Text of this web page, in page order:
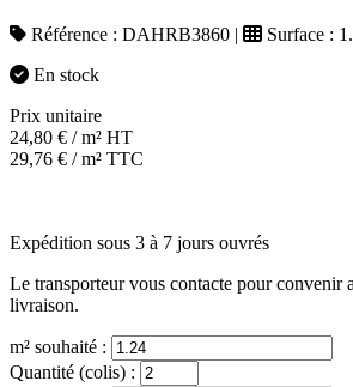
Référence : DAHRB3860 | Surface :
En stock
Prix unitaire
24,80 € / m² HT
29,76 € / m² TTC
Expédition sous 3 à 7 jours ouvrés
Le transporteur vous contacte pour convenir
livraison.
m² souhaité :
Quantité (colis) :